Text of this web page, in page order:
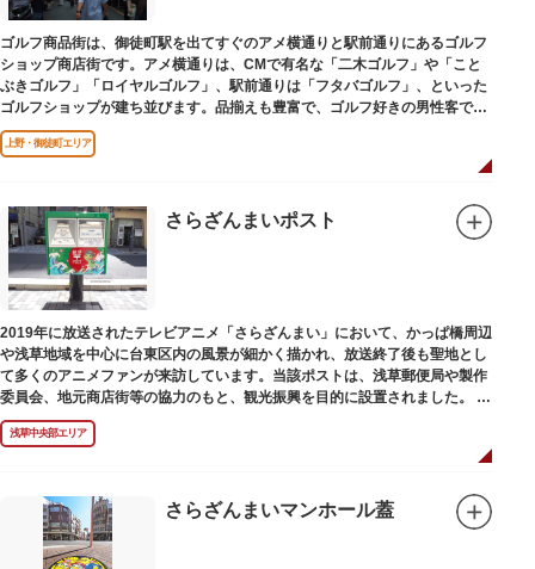
ゴルフ商品街は、御徒町駅を出てすぐのアメ横通りと駅前通りにあるゴルフ
ショップ商店街です。アメ横通りは、CMで有名な「二木ゴルフ」や「こと
ぶきゴルフ」「ロイヤルゴルフ」、駅前通りは「フタバゴルフ」、といった
ゴルフショップが建ち並びます。品揃えも豊富で、ゴルフ好きの男性客で賑
わっています。
上野・御徒町エリア
さらざんまいポスト
2019年に放送されたテレビアニメ「さらざんまい」において、かっぱ橋周辺
や浅草地域を中心に台東区内の風景が細かく描かれ、放送終了後も聖地とし
て多くのアニメファンが来訪しています。当該ポストは、浅草郵便局や製作
委員会、地元商店街等の協力のもと、観光振興を目的に設置されました。
<「さらざんまい」監督の幾原邦彦氏のコメント>
「実在する風景を舞台として制作したキャラクターたちが、このような形で
地域の方々にも受け入れていただけて大変嬉しいです。聖地巡礼のシンボル
設置年月日:令和3年3月10日
浅草中央部エリア
さらざんまいマンホール蓋